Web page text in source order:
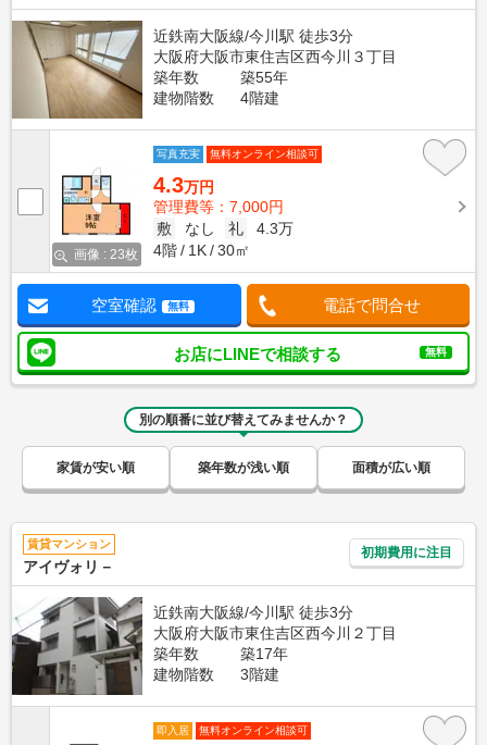
近鉄南大阪線/今川駅 徒歩3分
大阪府大阪市東住吉区西今川３丁目
築年数
築55年
建物階数
4階建
画像 : 23枚
写真充実 無料オンライン相談可
4.3万円
管理費等：7,000円
敷
なし 礼
4.3万
4階
1K 30㎡
空室確認 無料 電話で問合せ
お店にLINEで相談する 無料
別の順番に並び替えてみませんか？
家賃が安い順 築年数が浅い順 面積が広い順
賃貸マンション
アイヴォリ－
初期費用に注目
近鉄南大阪線/今川駅 徒歩3分
大阪府大阪市東住吉区西今川２丁目
築年数
築17年
建物階数
3階建
即入居 無料オンライン相談可